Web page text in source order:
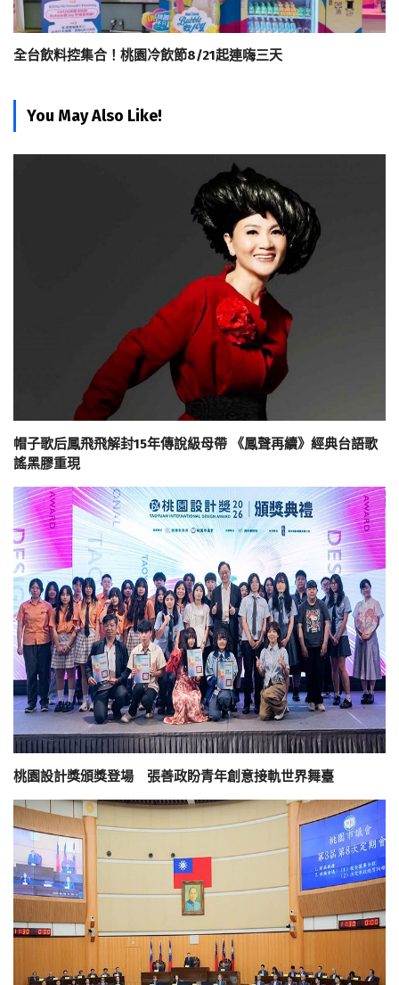
全台飲料控集合！桃園冷飲節8/21起連嗨三天
You May Also Like!
帽子歌后鳳飛飛解封15年傳說級母帶 《鳳聲再續》經典台語歌
謠黑膠重現
桃園設計獎頒獎登場 張善政盼青年創意接軌世界舞臺